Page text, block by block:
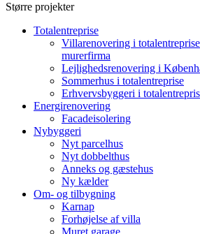
Større projekter
Totalentreprise
Villarenovering i
murerfirma
Lejlighedsrenovering i
Sommerhus i totalentreprise
Erhvervsbyggeri i
Energirenovering
Facadeisolering
Nybyggeri
Nyt parcelhus
Nyt dobbelthus
Anneks og gæstehus
Ny kælder
Om- og tilbygning
Karnap
Forhøjelse af villa
Muret garage